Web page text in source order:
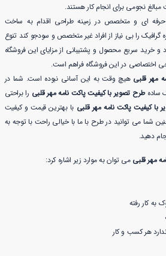
نجومی برای انجام کار هستند.
ای و متخصص در زمینه طراحی اقدام به ساخت
را بی نیاز از افراد غیر متخصص و سودجو کند تنوع
و خرید سریع محصول و پشتیبانی از مزایای این فروشگاه
اختصاصی در این فروشگاه فراهم است.
مهر قلبیهیچ وقت به این آسانی نبوده است. شما در
سادهطرح تصویر با کیفیت پاکت نامه مهر قلبی را براحتی
با کیفیت پاکت نامه مهر قلبی با بهترین قیمت و کیفیت
همچنین شما می توانید در طرح با ما با خیالی راحت با توجه به
دهید.
مهر قلبی می توان به موارد زیر اشاره کرد:
به کار رفته
هر کسب و کار